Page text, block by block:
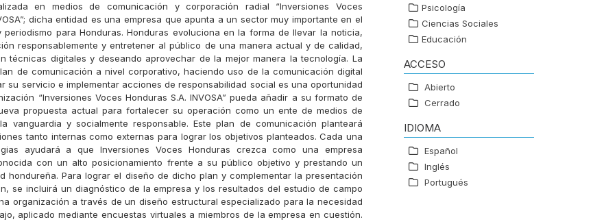
en medios de comunicación y corporación radial “Inversiones Voces
dicha entidad es una empresa que apunta a un sector muy importante en el
periodismo para Honduras. Honduras evoluciona en la forma de llevar la noticia,
responsablemente y entretener al público de una manera actual y de calidad,
técnicas digitales y deseando aprovechar de la mejor manera la tecnología. La
de comunicación a nivel corporativo, haciendo uso de la comunicación digital
su servicio e implementar acciones de responsabilidad social es una oportunidad
“Inversiones Voces Honduras S.A. INVOSA” pueda añadir a su formato de
propuesta actual para fortalecer su operación como un ente de medios de
vanguardia y socialmente responsable. Este plan de comunicación planteará
tanto internas como externas para lograr los objetivos planteados. Cada una
ayudará a que Inversiones Voces Honduras crezca como una empresa
con un alto posicionamiento frente a su público objetivo y prestando un
hondureña. Para lograr el diseño de dicho plan y complementar la presentación
se incluirá un diagnóstico de la empresa y los resultados del estudio de campo
organización a través de un diseño estructural especializado para la necesidad
aplicado mediante encuestas virtuales a miembros de la empresa en cuestión.
Psicología
Ciencias Sociales
Educación
ACCESO
Abierto
Cerrado
IDIOMA
Español
Inglés
Portugués